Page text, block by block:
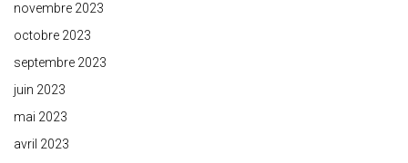
novembre 2023
octobre 2023
septembre 2023
juin 2023
mai 2023
avril 2023